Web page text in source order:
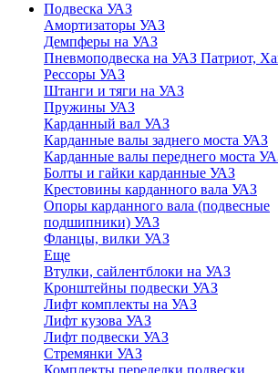
Подвеска УАЗ
Амортизаторы УАЗ
Демпферы на УАЗ
Пневмоподвеска на УАЗ Патриот,
Рессоры УАЗ
Штанги и тяги на УАЗ
Пружины УАЗ
Карданный вал УАЗ
Карданные валы заднего моста УАЗ
Карданные валы переднего моста
Болты и гайки карданные УАЗ
Крестовины карданного вала УАЗ
Опоры карданного вала (подвесные
подшипники) УАЗ
Фланцы, вилки УАЗ
Еще
Втулки, сайлентблоки на УАЗ
Кронштейны подвески УАЗ
Лифт комплекты на УАЗ
Лифт кузова УАЗ
Лифт подвески УАЗ
Стремянки УАЗ
Комплекты переделки подвески